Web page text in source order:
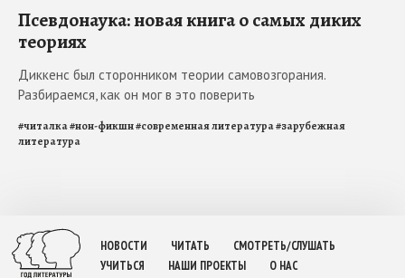
Псевдонаука: новая книга о самых диких
теориях
Диккенс был сторонником теории самовозгорания.
Разбираемся, как он мог в это поверить
#читалка#нон-фикшн#современная литература#зарубежная
литература
НОВОСТИ ЧИТАТЬ
СМОТРЕТЬ/СЛУШАТЬ
УЧИТЬСЯ
НАШИ ПРОЕКТЫ О НАС